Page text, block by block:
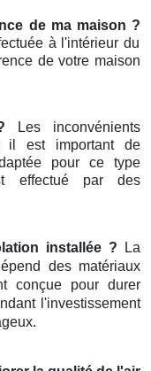
de ma maison ?
à l'intérieur du
de votre maison
Les inconvénients
il est important de
pour ce type
effectué par des
installée ? La
des matériaux
conçue pour durer
l'investissement